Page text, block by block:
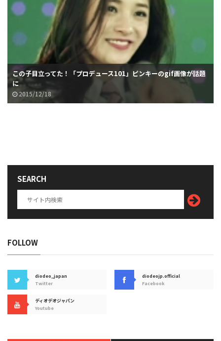
この子目立ってた！「プロデュース101」ピンキーのgif画像が話題
に
2015/12/18
SEARCH
FOLLOW
diodeo_japan
Twitter
diodeojp.official
Facebook
ディオデオジャパン
Youtube